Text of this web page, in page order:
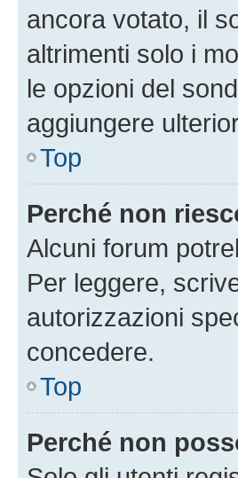
ancora votato, il
altrimenti solo i
le opzioni del
aggiungere
Top
Perché non
Alcuni forum
Per leggere,
autorizzazioni
concedere.
Top
Perché non